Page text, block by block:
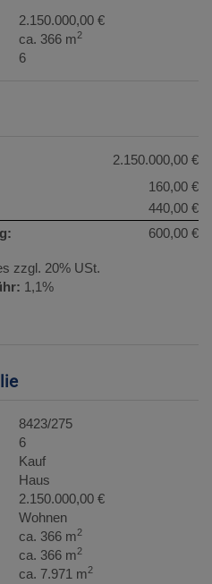
2.150.000,00 €
ca. 366 m2
6
2.150.000,00 €
160,00 €
440,00 €
600,00 €
zzgl. 20% USt.
1,1%
8423/275
6
Kauf
Haus
2.150.000,00 €
Wohnen
ca. 366 m2
ca. 366 m2
ca. 7.971 m2